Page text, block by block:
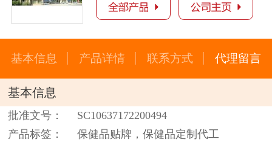
基本信息 产品详情 联系方式 代理留言
基本信息
批准文号：
SC10637172200494
产品标签：
保健品贴牌，保健品定制代工